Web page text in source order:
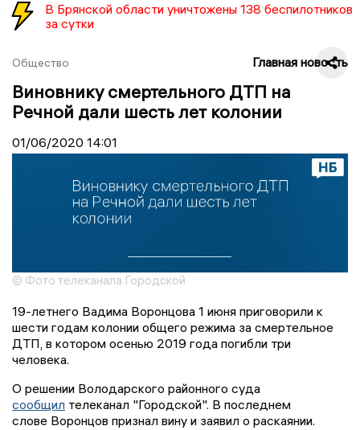
В Брянской области уничтожены 138 беспилотников
за сутки
Общество Главная новость
Виновнику смертельного ДТП на
Речной дали шесть лет колонии
01/06/2020 14:01
© Фото телеканала Городской
19-летнего Вадима Воронцова 1 июня приговорили к
шести годам колонии общего режима за смертельное
ДТП, в котором осенью 2019 года погибли три
человека.
О решении Володарского районного суда
сообщил телеканал "Городской". В последнем
слове Воронцов признал вину и заявил о раскаянии.